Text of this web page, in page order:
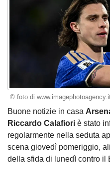
© foto di
Buone notizie in casa
Riccardo Calafiori è stato
regolarmente nella seduta
scena giovedì pomeriggio,
della sfida di lunedì contro il